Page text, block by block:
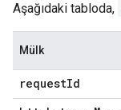
Aşağıdaki tabloda,
Mülk
requestId